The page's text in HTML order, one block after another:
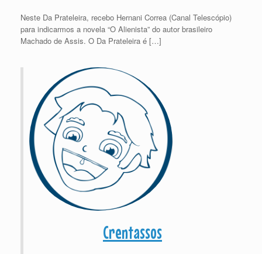
Neste Da Prateleira, recebo Hernani Correa (Canal Telescópio)
para indicarmos a novela “O Alienista” do autor brasileiro
Machado de Assis. O Da Prateleira é […]
Crentassos